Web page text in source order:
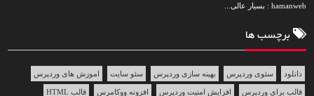
hamanweb : بسیار عالی...
برچسب ها
دانلود سئوی وردپرس بهینه سازی وردپرس سئو سایت اموزش های وردپرس
قالب برای وردپرس افزایش امنیت وردپرس افزونه ووکامرس قالب HTML